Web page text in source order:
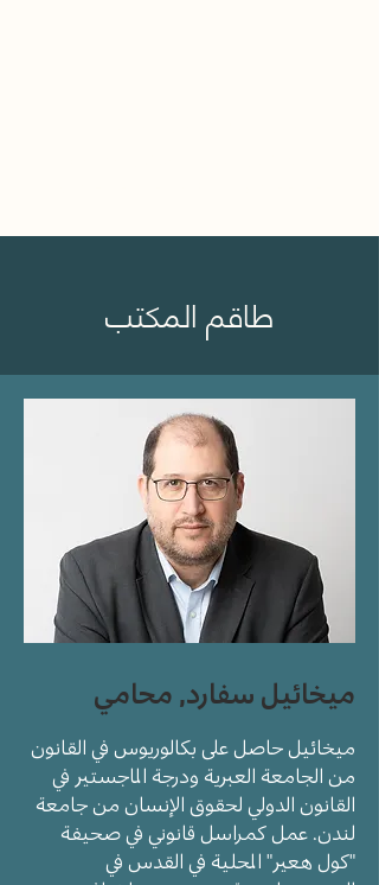
طاقم المكتب
ميخائيل سفارد, محامي
ميخائيل حاصل على بكالوريوس في القانون
من الجامعة العبرية ودرجة الماجستير في
القانون الدولي لحقوق الإنسان من جامعة
لندن. عمل كمراسل قانوني في صحيفة
"كول هعير" المحلية في القدس في